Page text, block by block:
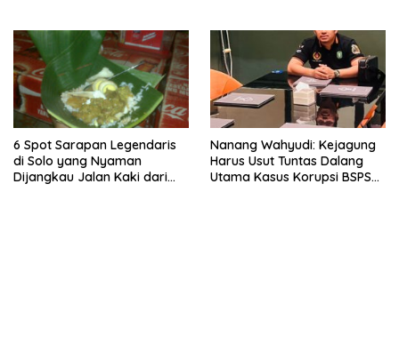
6 Spot Sarapan Legendaris
di Solo yang Nyaman
Dijangkau Jalan Kaki dari
Nanang Wahyudi: Kejagung
Harus Usut Tuntas Dalang
Utama Kasus Korupsi BSPS